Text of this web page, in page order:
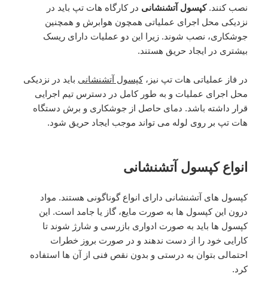
نصب کنند.کپسول آتشنشانی در کارگاه هات تپ باید در
نزدیکی محل اجرای عملیاتی همچون هوابرش و همچنین
جوشکاری، نصب شوند. زیرا این دو عملیات دارای ریسک
بیشتری در ایجاد حریق هستند.
در فاز عملیاتی هات تپ نیز،کپسول آتشنشانی باید در نزدیکی
محل اجرای عملیات و به طور کامل در دسترس تیم اجرایی
قرار داشته باشد. دمای حاصل از جوشکاری و برش دستگاه
هات تپ بر روی لوله می تواند موجب ایجاد حریق شود.
انواع کپسول آتشنشانی
کپسول های آتشنشانی دارای انواع گوناگونی هستند. مواد
درون این کپسول ها به صورت مایع، گاز یا جامد است. این
کپسول ها باید به صورت ادواری بازرسی و شارژ شوند تا
کارایی خود را از دست ندهند و در صورت بروز خطرات
احتمالی بتوان به درستی و بدون نقص فنی از آن ها استفاده
کرد.